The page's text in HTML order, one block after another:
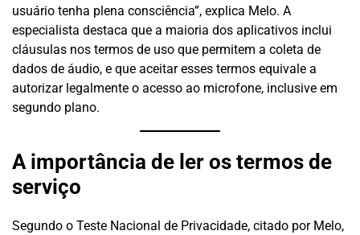
usuário tenha plena consciência”, explica Melo. A
especialista destaca que a maioria dos aplicativos inclui
cláusulas nos termos de uso que permitem a coleta de
dados de áudio, e que aceitar esses termos equivale a
autorizar legalmente o acesso ao microfone, inclusive em
segundo plano.
A importância de ler os termos de
serviço
Segundo o Teste Nacional de Privacidade, citado por Melo,